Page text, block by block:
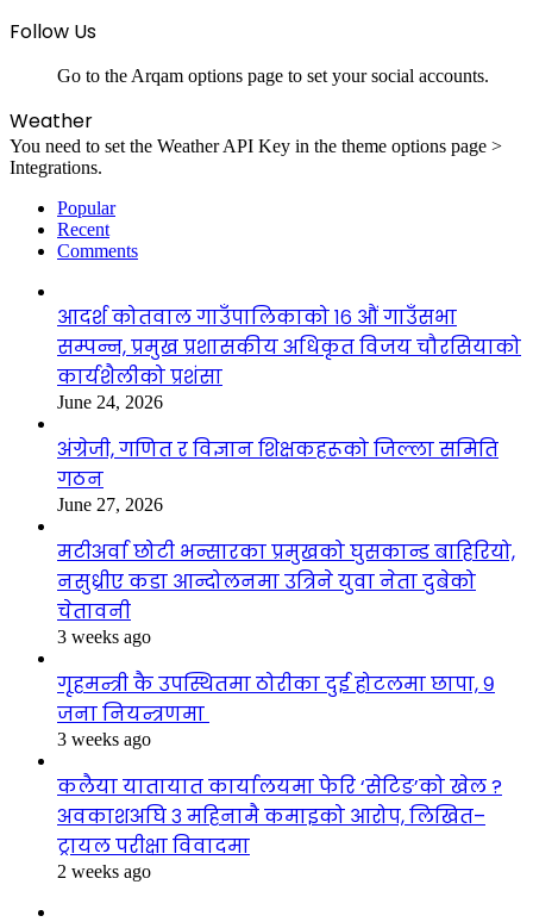
Follow Us
Go to the Arqam options page to set your social accounts.
Weather
You need to set the Weather API Key in the theme options page >
Integrations.
Popular
Recent
Comments
आदर्श कोतवाल गाउँपालिकाको १६ औं गाउँसभा
सम्पन्न, प्रमुख प्रशासकीय अधिकृत विजय चौरसियाको
कार्यशैलीको प्रशंसा
June 24, 2026
अंग्रेजी, गणित र विज्ञान शिक्षकहरूको जिल्ला समिति
गठन
June 27, 2026
मटीअर्वा छोटी भन्सारका प्रमुखको घुसकान्ड बाहिरियो,
नसुध्रीए कडा आन्दोलनमा उत्रिने युवा नेता दुबेको
चेतावनी
3 weeks ago
गृहमन्त्री कै उपस्थितमा ठोरीका दुई होटलमा छापा, ९
जना नियन्त्रणमा
3 weeks ago
कलैया यातायात कार्यालयमा फेरि ‘सेटिङ’को खेल ?
अवकाशअघि ३ महिनामै कमाइको आरोप, लिखित–
ट्रायल परीक्षा विवादमा
2 weeks ago